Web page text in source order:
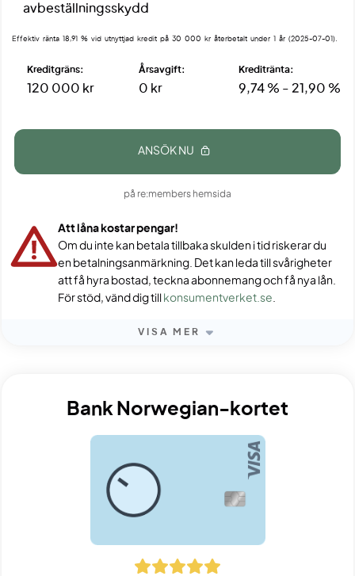
avbeställningsskydd
Effektiv ränta 18,91 % vid utnyttjad kredit på 30 000 kr återbetalt under 1 år (2025-07-01).
Kreditgräns:
120 000 kr
Årsavgift:
0 kr
Kreditränta:
9,74 % - 21,90 %
ANSÖK NU
på re:members hemsida
Att låna kostar pengar!
Om du inte kan betala tillbaka skulden i tid riskerar du
en betalningsanmärkning. Det kan leda till svårigheter
att få hyra bostad, teckna abonnemang och få nya lån.
För stöd, vänd dig till
konsumentverket.se.
VISA MER
Bank Norwegian-kortet